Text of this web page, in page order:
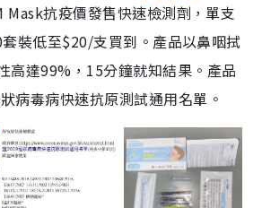
Mask抗疫價發售快速檢測劑，單支
裝低至$20/支買到。產品以鼻咽拭
高達99%，15分鐘就知結果。產品
病毒病快速抗原測試通用名單。